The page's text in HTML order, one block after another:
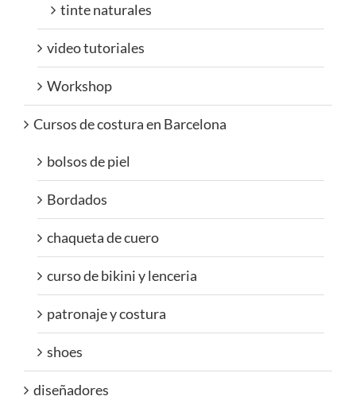
tinte naturales
video tutoriales
Workshop
Cursos de costura en Barcelona
bolsos de piel
Bordados
chaqueta de cuero
curso de bikini y lenceria
patronaje y costura
shoes
diseñadores